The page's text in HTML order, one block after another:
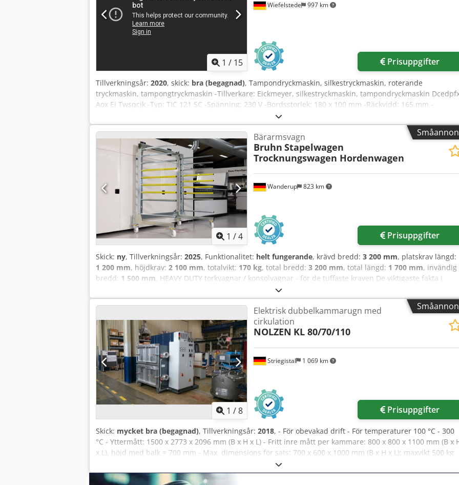
1 / 15
Wiefelstede 997 km
Prisuppgifter
Tillverkningsår: 2020, skick: bra (begagnad), Tampondryckmaskin, silkestryckmaskin, roterande
tryckmaskin, tampongtryckmaskin -Tillverkare: Eickmeyer, silkestryckmaskin, tampondryckmaskin
Aox Ei Twsqcjk -Typ: TIC 121 SC -Spänning: 230 V -Bordsstorlek: 180 x 100 mm -Räckvidd: 165 mm -
Manövrering: med fotpedal -Antal: 3 st tampondryckmaskiner finns tillgängliga -Pris: per styck -
Transportmått: 670/400/H530 mm -Vikt: 50 kg/styck
1 /4
Wanderup 823 km
Bärarmsvagn
Bruhn Stapelwagen
Trocknungswagen Hordenwagen
Prisuppgifter
Skick: ny, Tillverkningsår: 2025, Funktionalitet: helt fungerande, krävd bredd: 3 200 mm, platskrav längd:
1 200 mm, höjdkrav: 2 100 mm, totalvikt: 170 kg, total bredd: 3 200 mm, total längd: 1 700 mm, invändig
bredd: 1 500 mm, HEAVY DUTY torkvagnar / konsolvagnar - för de tuffaste kraven De viktigaste fakta i
överblick: 1. Kullagrad glidskena för breddinställning från 1,70 till 3,00 m spännvidd 2.
Utrymmesbesparande och skjuts in i varandra 3. Högt avstånd på 135 mm mellan nivåerna, möjliggör
enkel lastning även vid högt arbetstempo 4. Upprättstående fyrkantsprofil för minimal anliggningsyta 5.
Stor nyttjandedjup på 1 000 mm 6. Hög nyttolast på 1 000 kg 7. Mycket bra hjul, som är lätta att rulla även
vid belastning Helt enkelt hög kvalitet, "made in Denmark". Vagnarna finns normalt för omgående
leverans från lager. För att spara fraktkostnader för våra kunder levererar vi vagnarna förmonterade (se
bild). Montering på plats går snabbt och enkelt. Har du frågor? Kontakta oss, vi hjälper gärna till!
Dsdpsfiuhvsfx Aqcjck
1 /8
Striegistal 1 069 km
Elektrisk dubbelkammarugn med
cirkulation
NOLZEN KL 80/70/110
Prisuppgifter
Skick: mycket bra (begagnad), Tillverkningsår: 2018, - För obevakad drift - För temperaturer 100 °C - 300
°C - Yttermått: 1500 x 2773 x 2096 mm (B x H x L) - Fritt inre mått per kammare: 800 x 800 x 1100 mm (B x
x L), höjd med balk = 700 mm - Max. dimensions för sats: 700 x 600 x 1000 mm (B x H x L); maxvikt 500 kg
Anslutningsvärden per kammare: Cirkulation = 3,0 kW (1 styck); Elektrisk uppvärmning = 30 kW (1
reglermodul) Temperaturnoggrannhet +/- 5 K vid 150 °C, 250 °C, 300 °C beroende på satsgeometri